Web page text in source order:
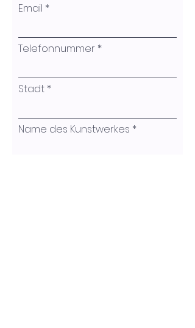
Email
Telefonnummer
Stadt
Name des Kunstwerkes